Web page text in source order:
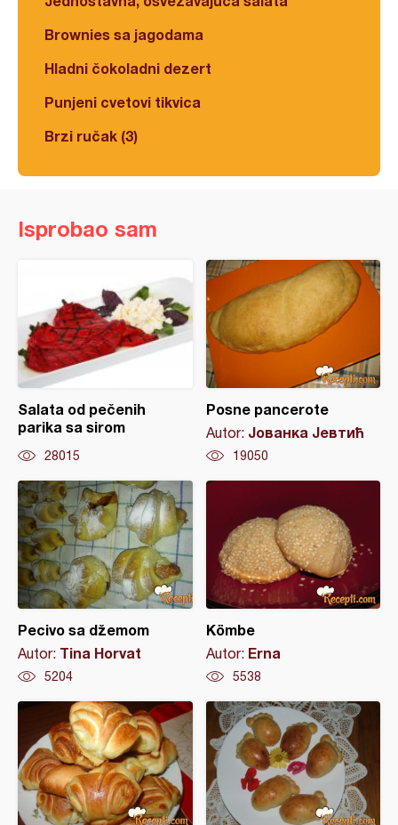
Brownies sa jagodama
Hladni čokoladni dezert
Punjeni cvetovi tikvica
Brzi ručak (3)
Isprobao sam
Salata od pečenih
parika sa sirom
28015
Posne pancerote
Autor: Јованка Јевтић
19050
Pecivo sa džemom
Autor: Tina Horvat
5204
Kömbe
Autor: Erna
5538